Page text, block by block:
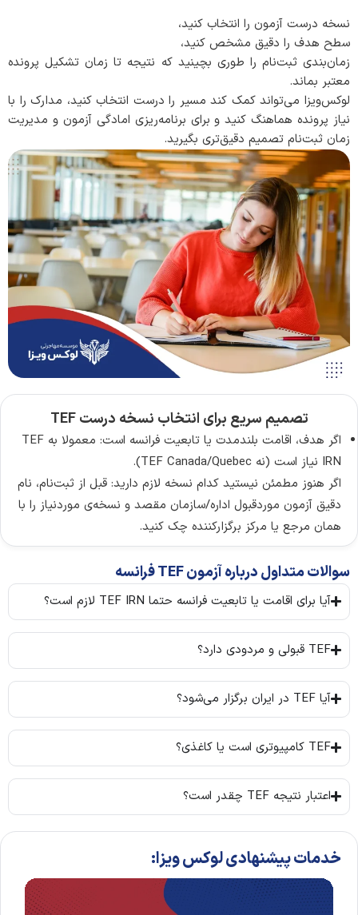
نسخه درست آزمون را انتخاب کنید،
سطح هدف را دقیق مشخص کنید،
زمان‌بندی ثبت‌نام را طوری بچینید که نتیجه تا زمان تشکیل پرونده
معتبر بماند.
لوکس‌ویزا می‌تواند کمک کند مسیر را درست انتخاب کنید، مدارک را با
نیاز پرونده هماهنگ کنید و برای برنامه‌ریزی امادگی آزمون و مدیریت
زمان ثبت‌نام تصمیم دقیق‌تری بگیرید.
تصمیم سریع برای انتخاب نسخه درست TEF
اگر هدف، اقامت بلندمدت یا تابعیت فرانسه است: معمولا به TEF
IRN نیاز است (نه TEF Canada/Quebec).
اگر هنوز مطمئن نیستید کدام نسخه لازم دارید: قبل از ثبت‌نام، نام
دقیق آزمون موردقبول اداره/سازمان مقصد و نسخه‌ی موردنیاز را با
همان مرجع یا مرکز برگزارکننده چک کنید.
سوالات متداول درباره آزمون TEF فرانسه
آیا برای اقامت یا تابعیت فرانسه حتما TEF IRN لازم است؟
TEF قبولی و مردودی دارد؟
آیا TEF در ایران برگزار می‌شود؟
TEF کامپیوتری است یا کاغذی؟
اعتبار نتیجه TEF چقدر است؟
خدمات پیشنهادی لوکس ویزا: